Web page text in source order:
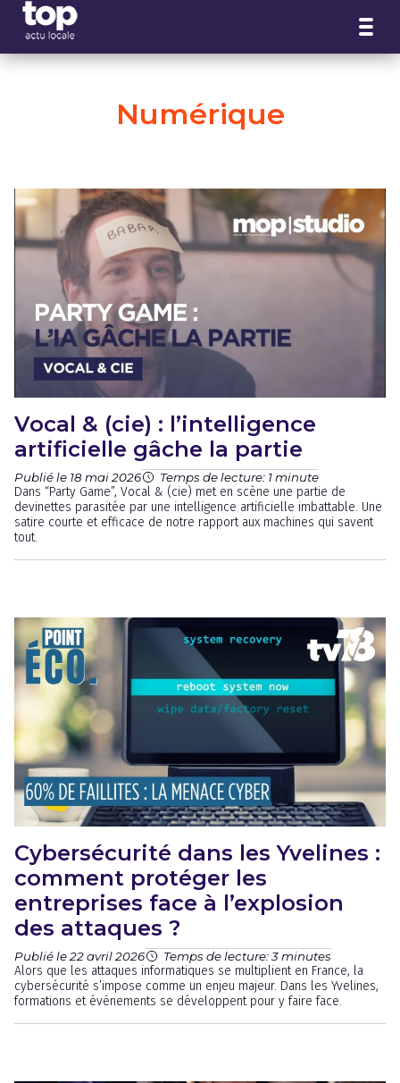
Numérique
Vocal & (cie) : l’intelligence
artificielle gâche la partie
Publié le 18 mai 2026 Temps de lecture: 1 minute
Dans “Party Game”, Vocal & (cie) met en scène une partie de
devinettes parasitée par une intelligence artificielle imbattable. Une
satire courte et efficace de notre rapport aux machines qui savent
tout.
Cybersécurité dans les Yvelines :
comment protéger les
entreprises face à l’explosion
des attaques ?
Publié le 22 avril 2026 Temps de lecture: 3 minutes
Alors que les attaques informatiques se multiplient en France, la
cybersécurité s’impose comme un enjeu majeur. Dans les Yvelines,
formations et événements se développent pour y faire face.
Panneau de gestion des cookies